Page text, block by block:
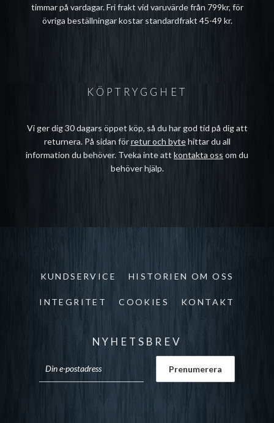
timmar på vardagar. Fri frakt vid varuvärde från 799kr, för
övriga beställningar kostar standardfrakt 45-49 kr.
KÖPTRYGGHET
Vi ger dig 30 dagars öppet köp, så du har god tid på dig att
returnera. På sidan förretur och bytehittar du all
information du behöver. Tveka inte att kontakta oss om du
behöver hjälp.
KUNDSERVICE HISTORIEN OM OSS
INTEGRITET COOKIES KONTAKT
NYHETSBREV